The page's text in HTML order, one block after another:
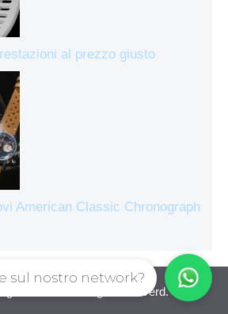
al prezzo giusto
American Classic Chronograph
© 2026. All right reserverd.
sul nostro network?